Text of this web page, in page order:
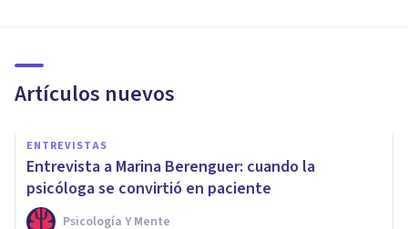
Artículos nuevos
ENTREVISTAS
Entrevista a Marina Berenguer: cuando la
psicóloga se convirtió en paciente
Psicología Y Mente